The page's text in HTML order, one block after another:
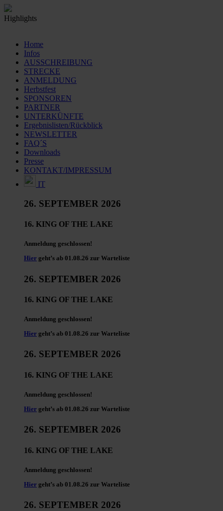
Highlights
Home
Infos
AUSSCHREIBUNG
STRECKE
ANMELDUNG
Herbstfest
SPONSOREN
PARTNER
UNTERKÜNFTE
Ergebnislisten/Rückblick
NEWSLETTER
FAQ´S
Downloads
Presse
KONTAKT/IMPRESSUM
IT
26. SEPTEMBER 2026
16. KING OF THE LAKE
Anmeldung geschlossen!
Hier geht’s ab 01.08.26 zur Warteliste
26. SEPTEMBER 2026
16. KING OF THE LAKE
Anmeldung geschlossen!
Hier geht’s ab 01.08.26 zur Warteliste
26. SEPTEMBER 2026
16. KING OF THE LAKE
Anmeldung geschlossen!
Hier geht’s ab 01.08.26 zur Warteliste
26. SEPTEMBER 2026
16. KING OF THE LAKE
Anmeldung geschlossen!
Hier geht’s ab 01.08.26 zur Warteliste
26. SEPTEMBER 2026